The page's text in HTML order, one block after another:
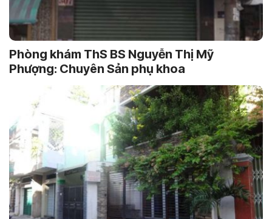
Phòng khám ThS BS Nguyễn Thị Mỹ
Phượng: Chuyên Sản phụ khoa